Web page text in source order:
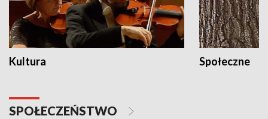
Kultura Społeczne
SPOŁECZEŃSTWO